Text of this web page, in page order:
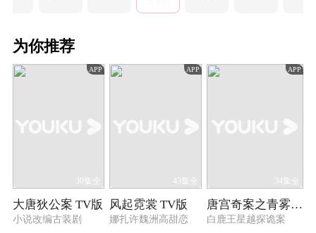
恶，莫见乎隐，莫显乎微，故君子慎其独也，他
将来要做的不仅是大公至正，还应守护人与真相
为你推荐
APP
30集全
大唐狄公案 TV版
小说改编古装剧
APP
43集全
风起霓裳 TV版
娜扎许魏洲高甜恋
APP
34集全
唐宫奇案之青雾风鸣
白鹿王星越探诡案